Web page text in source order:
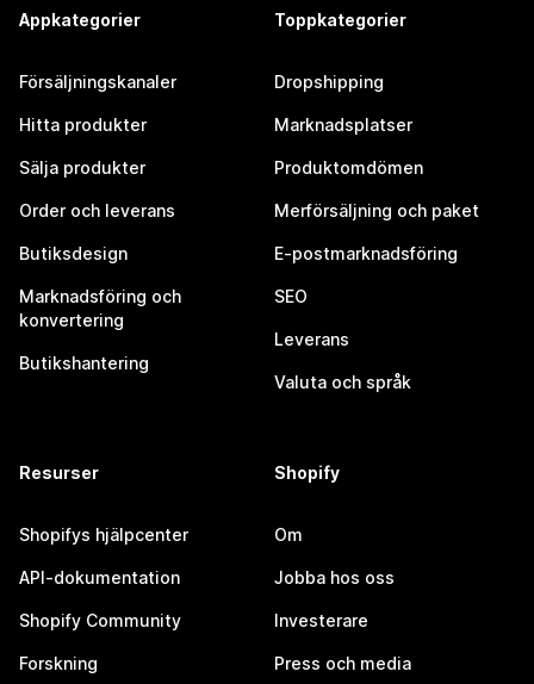
Appkategorier
Försäljningskanaler
Hitta produkter
Sälja produkter
Order och leverans
Butiksdesign
Marknadsföring och
konvertering
Butikshantering
Toppkategorier
Dropshipping
Marknadsplatser
Produktomdömen
Merförsäljning och paket
E-postmarknadsföring
SEO
Leverans
Valuta och språk
Resurser
Shopifys hjälpcenter
API-dokumentation
Shopify Community
Forskning
Shopify
Om
Jobba hos oss
Investerare
Press och media